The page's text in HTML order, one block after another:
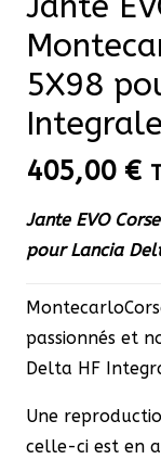
5X98
405,00 €
Jante EVO
pour Lancia
passionnés et
Delta HF
Une
celle-ci est en